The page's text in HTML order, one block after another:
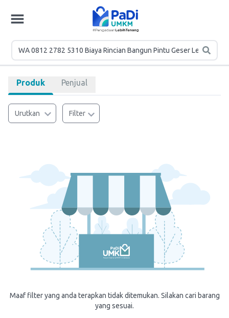
Produk Penjual
Urutkan Filter
Maaf filter yang anda terapkan tidak ditemukan. Silakan cari barang
yang sesuai.